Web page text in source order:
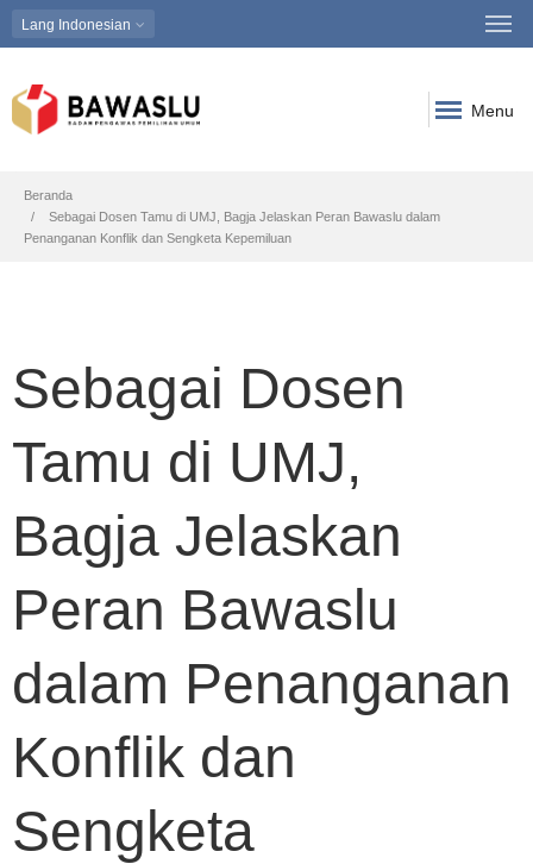
Lang Indonesian
Menu
Breadcrumb
Beranda
Sebagai Dosen Tamu di UMJ, Bagja Jelaskan Peran Bawaslu dalam
Penanganan Konflik dan Sengketa Kepemiluan
Sebagai Dosen
Tamu di UMJ,
Bagja Jelaskan
Peran Bawaslu
dalam Penanganan
Konflik dan
Sengketa